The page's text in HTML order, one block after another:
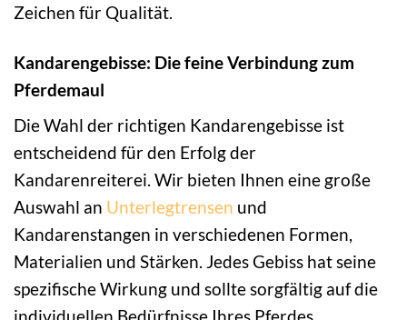
Zeichen für Qualität.
Kandarengebisse: Die feine Verbindung zum
Pferdemaul
Die Wahl der richtigen Kandarengebisse ist
entscheidend für den Erfolg der
Kandarenreiterei. Wir bieten Ihnen eine große
Auswahl an Unterlegtrensen und
Kandarenstangen in verschiedenen Formen,
Materialien und Stärken. Jedes Gebiss hat seine
spezifische Wirkung und sollte sorgfältig auf die